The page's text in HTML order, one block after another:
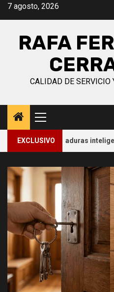
Saltar
7 agosto, 2026
RAFA
CALIDAD DE
Menú
principal
EXCLUSIVO
a cerraduras inteligentes